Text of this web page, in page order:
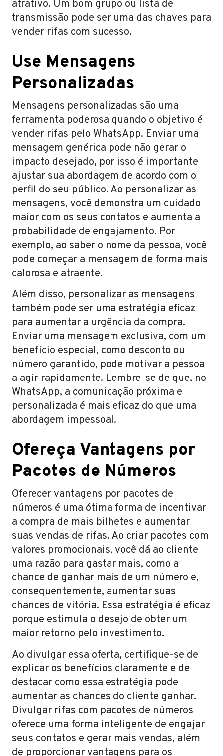
atrativo. Um bom grupo ou lista de
transmissão pode ser uma das chaves para
vender rifas com sucesso.
Use Mensagens
Personalizadas
Mensagens personalizadas são uma
ferramenta poderosa quando o objetivo é
vender rifas pelo WhatsApp. Enviar uma
mensagem genérica pode não gerar o
impacto desejado, por isso é importante
ajustar sua abordagem de acordo com o
perfil do seu público. Ao personalizar as
mensagens, você demonstra um cuidado
maior com os seus contatos e aumenta a
probabilidade de engajamento. Por
exemplo, ao saber o nome da pessoa, você
pode começar a mensagem de forma mais
calorosa e atraente.
Além disso, personalizar as mensagens
também pode ser uma estratégia eficaz
para aumentar a urgência da compra.
Enviar uma mensagem exclusiva, com um
benefício especial, como desconto ou
número garantido, pode motivar a pessoa
a agir rapidamente. Lembre-se de que, no
WhatsApp, a comunicação próxima e
personalizada é mais eficaz do que uma
abordagem impessoal.
Ofereça Vantagens por
Pacotes de Números
Oferecer vantagens por pacotes de
números é uma ótima forma de incentivar
a compra de mais bilhetes e aumentar
suas vendas de rifas. Ao criar pacotes com
valores promocionais, você dá ao cliente
uma razão para gastar mais, como a
chance de ganhar mais de um número e,
consequentemente, aumentar suas
chances de vitória. Essa estratégia é eficaz
porque estimula o desejo de obter um
maior retorno pelo investimento.
Ao divulgar essa oferta, certifique-se de
explicar os benefícios claramente e de
destacar como essa estratégia pode
aumentar as chances do cliente ganhar.
Divulgar rifas com pacotes de números
oferece uma forma inteligente de engajar
seus contatos e gerar mais vendas, além
de proporcionar vantagens para os